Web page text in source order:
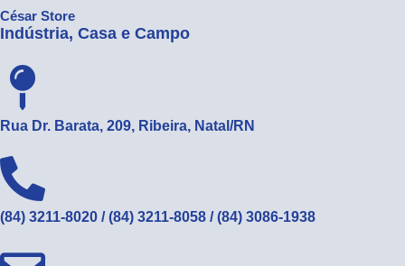
César Store
Indústria, Casa e Campo
Rua Dr. Barata, 209, Ribeira, Natal/RN
(84) 3211-8020 / (84) 3211-8058 / (84) 3086-1938